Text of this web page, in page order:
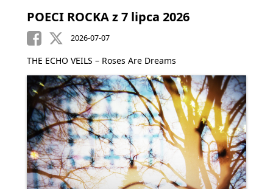
POECI ROCKA z 7 lipca 2026
2026-07-07
THE ECHO VEILS – Roses Are Dreams